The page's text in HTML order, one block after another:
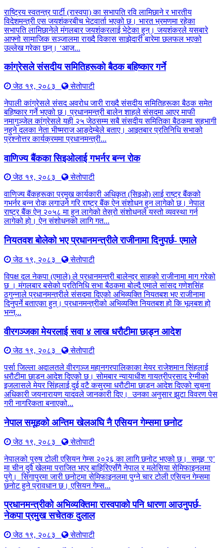
राष्ट्रिय स्वतन्त्र पार्टी (रास्वपा) का सभापति रवि लामिछाने र भारतीय
विदेशमन्त्री एस जयशंकरबीच भेटवार्ता भएको छ। भारत भ्रमणमा रहेका
सभापति लामिछानेले मंगलबार जयशंकरलाई भेटेका हुन्। जयशंकरले यसबारे
आफ्नो सामाजिक सञ्जालमा राख्दै विकास साझेदारी बारेमा छलफल भएको
उल्लेख गरेका छन्। ‘आज...
कांग्रेसले संसदीय समितिहरूकाे बैठक बहिष्कार गर्ने
जेठ १९, २०८३
सेतोपाटी
नेपाली कांग्रेसले संसद अवरोध जारी राख्दै संसदीय समितिहरूका बैठक समेत
बहिष्कार गर्ने भएको छ। प्रधानमन्त्री बालेन शाहले संसदमा आएर माफी
नमागुञ्जेल कांग्रेसले यही २५ जेठसम्म सबै संसदीय समितिका बैठकमा सहभागी
नहुने दलका नेता भीष्मराज आङ्देम्बेले बताए। आइतबार प्रतिनिधि सभाको
प्रश्नोत्तर कार्यक्रममा प्रधानमन्त्री...
वाणिज्य बैंकका सिइओलाई गभर्नर बन्न रोक
जेठ १९, २०८३
सेतोपाटी
वाणिज्य बैंकहरूका प्रमुख कार्यकारी अधिकृत (सिइओ) लाई राष्ट्र बैंकको
गभर्नर बन्न रोक लगाउने गरि राष्ट्र बैंक ऐन संशोधन हुन लागेको छ। नेपाल
राष्ट्र बैंक ऐन २०५८ मा हुन लागेको तेस्रो संशोधनले यस्तो व्यवस्था गर्न
लागेको हो। ऐन संशोधनको लागि गत...
नियतवश बोलेको भए प्रधानमन्त्रीले राजीनामा दिनुपर्छ- एमाले
जेठ १९, २०८३
सेतोपाटी
विपक्ष दल नेकपा (एमाले) ले प्रधानमन्त्री बालेन्द्र साहको राजीनामा माग गरेको
छ । मंगलबार बसेको प्रतिनिधि सभा बैठकमा बोल्दै एमाले सांसद गणेशसिंह
ठगुन्नाले प्रधानमन्त्रीले संसदमा दिएको अभिव्यक्ति नियतबश भए राजीनामा
दिनुपर्ने बताएका हुन्। प्रधानमन्त्रीको अभिव्यक्ति नियतबश हो कि भूलबश हो
भन्न्...
वीरगञ्जका मेयरलाई सवा ४ लाख धरौटीमा छाड्न आदेश
जेठ १९, २०८३
सेतोपाटी
पर्सा जिल्ला अदालतले वीरगञ्ज महानगरपालिकाका मेयर राजेशमान सिंहलाई
धरौटीमा छाड्न आदेश दिएको छ। सोमबार न्यायाधीश गायत्रीप्रसाद रेग्मीको
इजलासले मेयर सिंहलाई दुई वटै कसुरमा धरौटीमा छाड्न आदेश दिएको सूचना
अधिकारी जयनारायण यादवले जानकारी दिए। उनका अनुसार झुटा विवरण पेस
गरी नागरिकता बनाएको...
नेपाल समूहको अन्तिम खेलअघि नै एसियन गेम्समा छनोट
जेठ १९, २०८३
सेतोपाटी
नेपालको पुरुष टोली एसियन गेम्स २०२६ का लागि छनोट भएको छ। समूह ‘ए’
मा चीन दुवै खेलमा पराजित भएर बाहिरिएसँगै नेपाल र मलेसिया सेमिफाइनलमा
पुगे। सिंगापुरमा जारी छनोटमा सेमिफाइनलमा पुग्ने चार टोली एसियन गेम्समा
छनोट हुने प्रावधान छ। एसियन गेम्स...
प्रधानमन्त्रीको अभिव्यक्तिमा रास्वपाको पनि धारणा आउनुपर्छ-
नेकपा प्रमुख सचेतक दुलाल
जेठ १९, २०८३
सेतोपाटी